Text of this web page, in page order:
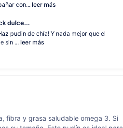
con... leer más
dulce...
pudin de chía! Y nada mejor que el
sin ... leer más
fibra y grasa saludable omega 3. Si